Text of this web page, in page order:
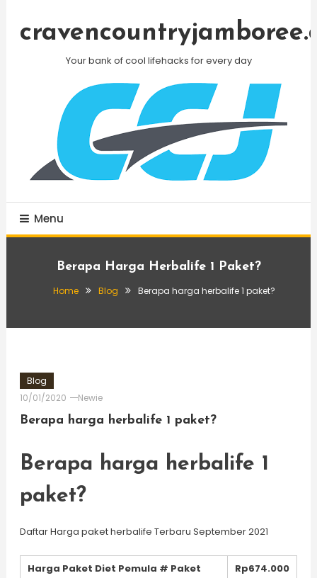
Your bank of cool lifehacks for every day
Menu
Berapa Harga Herbalife 1 Paket?
Home Blog Berapa harga herbalife 1 paket?
Blog
10/01/2020
Newie
Berapa harga herbalife 1 paket?
Berapa harga herbalife 1
paket?
Daftar Harga paket herbalife Terbaru September 2021
Harga Paket Diet Pemula # Paket
Rp674.000